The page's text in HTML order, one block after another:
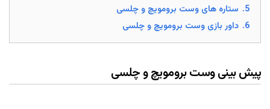
5. ستاره های وست برومویچ و چلسی
6. داور بازی وست برومویچ و چلسی
پیش بینی وست برومویچ و چلسی